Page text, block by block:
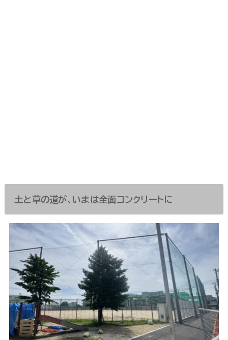
土と草の道が、いまは全面コンクリートに